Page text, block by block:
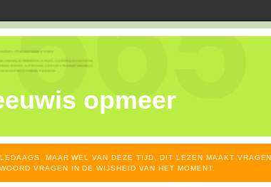
opmeer
MAAR WEL VAN DEZE TIJD, DIT LEZEN MAAKT
VRAGEN IN DE WIJSHEID VAN HET MOMENT.